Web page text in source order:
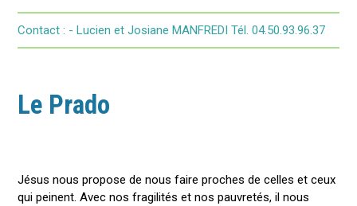
​Contact : - Lucien et Josiane MANFREDI Tél. 04.50.93.96.37
Le Prado
Jésus nous propose de nous faire proches de celles et ceux
qui peinent. Avec nos fragilités et nos pauvretés, il nous